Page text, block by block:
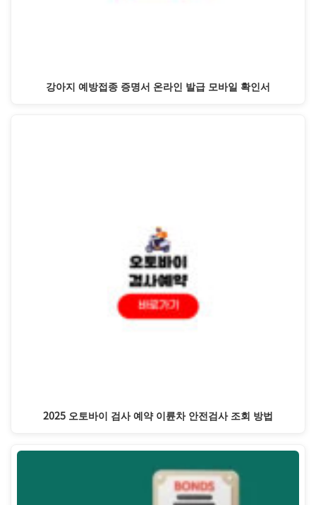
강아지 예방접종 증명서 온라인 발급 모바일 확인서
2025 오토바이 검사 예약 이륜차 안전검사 조회 방법